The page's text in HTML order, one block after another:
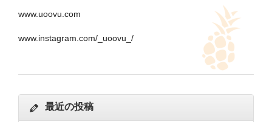
www.uoovu.com
www.instagram.com/_uoovu_/
最近の投稿